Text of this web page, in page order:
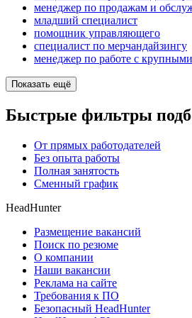
менеджер по продажам и
младший специалист
помощник управляющего
специалист по мерчандайзингу
менеджер по работе с
Показать ещё
Быстрые фильтры
От прямых работодателей
Без опыта работы
Полная занятость
Сменный график
HeadHunter
Размещение вакансий
Поиск по резюме
О компании
Наши вакансии
Реклама на сайте
Требования к ПО
Безопасный HeadHunter